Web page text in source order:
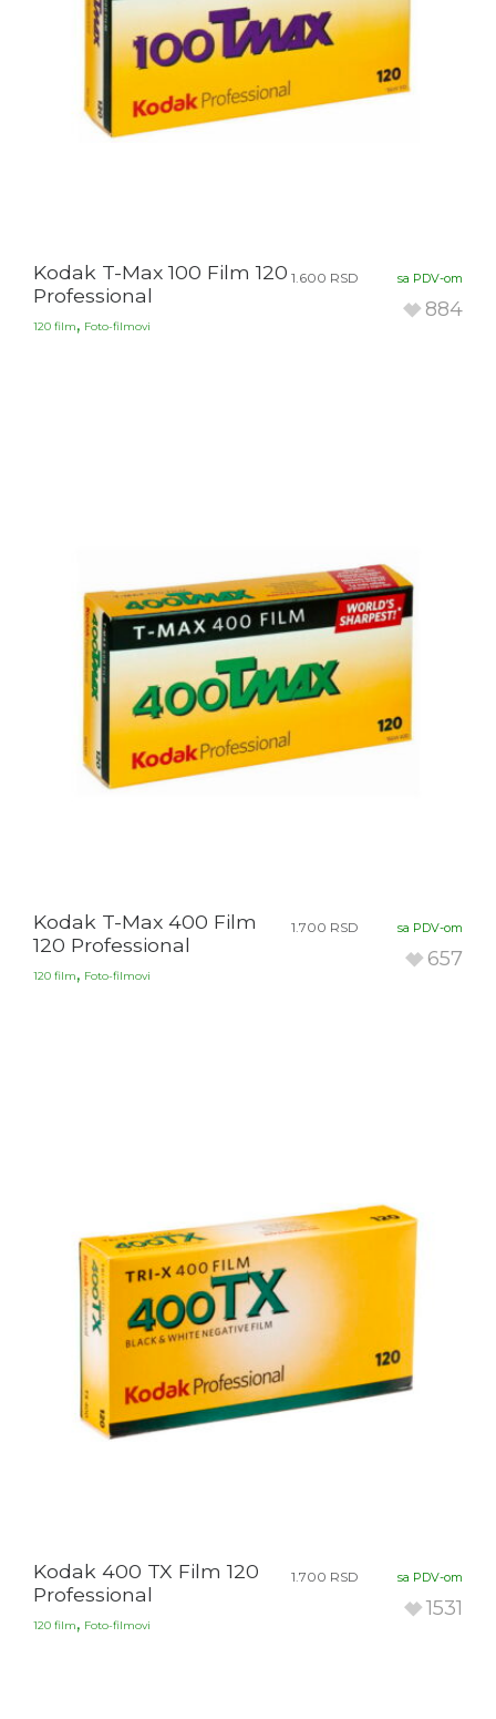
Kodak T-Max 100 Film 120
Professional
120 film, Foto-filmovi
1.600 RSD sa PDV-om
884
Kodak T-Max 400 Film
120 Professional
120 film, Foto-filmovi
1.700 RSD sa PDV-om
657
Kodak 400 TX Film 120
Professional
120 film, Foto-filmovi
1.700 RSD sa PDV-om
1531